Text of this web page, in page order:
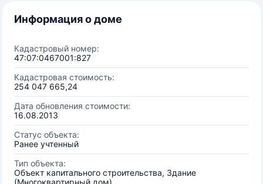
Информация о доме
Кадастровый номер:
47:07:0467001:827
Кадастровая стоимость:
254 047 665,24
Дата обновления стоимости:
16.08.2013
Статус объекта:
Ранее учтенный
Тип объекта:
Объект капитального строительства, Здание
(Многоквартирный дом)